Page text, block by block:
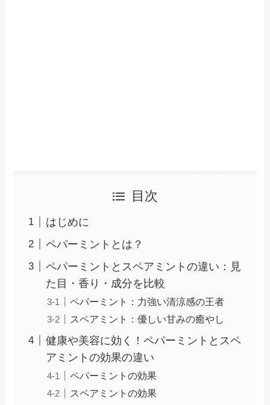
目次
はじめに
ペパーミントとは？
ペパーミントとスペアミントの違い：見
た目・香り・成分を比較
ペパーミント：力強い清涼感の王者
スペアミント：優しい甘みの癒やし
健康や美容に効く！ペパーミントとスペ
アミントの効果の違い
ペパーミントの効果
スペアミントの効果